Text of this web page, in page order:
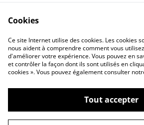
Contact Us
Privacy Policy
©2026Reflets Clémentine
Cookies
Ce site Internet utilise des cookies. Les cookies
nous aident à comprendre comment vous
d'améliorer votre expérience. Vous pouvez en
et contrôler la façon dont ils sont utilisés en
cookies ». Vous pouvez également consulter
Tout accepter